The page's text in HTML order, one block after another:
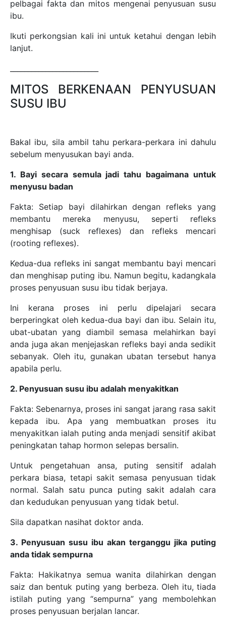
pelbagai fakta dan mitos mengenai penyusuan susu
ibu.
Ikuti perkongsian kali ini untuk ketahui dengan lebih
lanjut.
MITOS BERKENAAN PENYUSUAN
SUSU IBU
Bakal ibu, sila ambil tahu perkara-perkara ini dahulu
sebelum menyusukan bayi anda.
1. Bayi secara semula jadi tahu bagaimana untuk
menyusu badan
Fakta: Setiap bayi dilahirkan dengan refleks yang
membantu mereka menyusu, seperti refleks
menghisap (suck reflexes) dan refleks mencari
(rooting reflexes).
Kedua-dua refleks ini sangat membantu bayi mencari
dan menghisap puting ibu. Namun begitu, kadangkala
proses penyusuan susu ibu tidak berjaya.
Ini kerana proses ini perlu dipelajari secara
berperingkat oleh kedua-dua bayi dan ibu. Selain itu,
ubat-ubatan yang diambil semasa melahirkan bayi
anda juga akan menjejaskan refleks bayi anda sedikit
sebanyak. Oleh itu, gunakan ubatan tersebut hanya
apabila perlu.
2. Penyusuan susu ibu adalah menyakitkan
Fakta: Sebenarnya, proses ini sangat jarang rasa sakit
kepada ibu. Apa yang membuatkan proses itu
menyakitkan ialah puting anda menjadi sensitif akibat
peningkatan tahap hormon selepas bersalin.
Untuk pengetahuan ansa, puting sensitif adalah
perkara biasa, tetapi sakit semasa penyusuan tidak
normal. Salah satu punca puting sakit adalah cara
dan kedudukan penyusuan yang tidak betul.
Sila dapatkan nasihat doktor anda.
3. Penyusuan susu ibu akan terganggu jika puting
anda tidak sempurna
Fakta: Hakikatnya semua wanita dilahirkan dengan
saiz dan bentuk puting yang berbeza. Oleh itu, tiada
istilah puting yang “sempurna” yang membolehkan
proses penyusuan berjalan lancar.